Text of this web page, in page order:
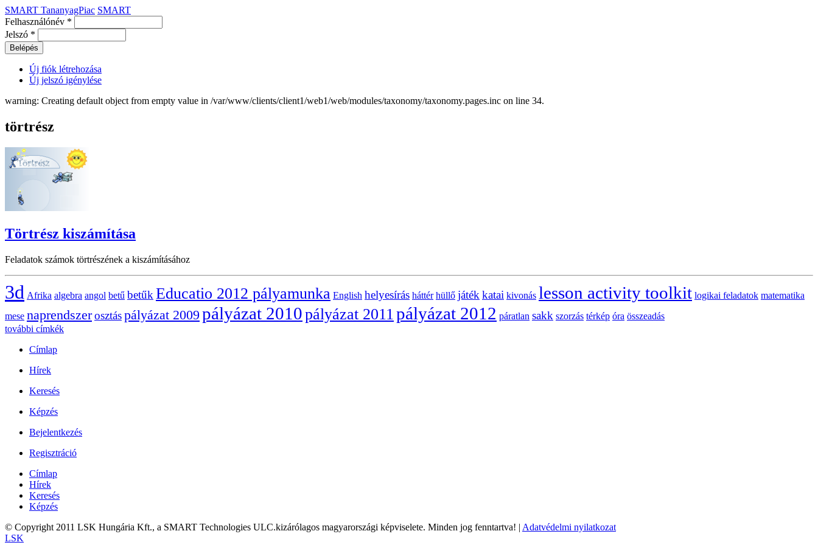
SMART TananyagPiac SMART
Felhasználónév *
Jelszó *
Új fiók létrehozása
Új jelszó igénylése
warning: Creating default object from empty value in /var/www/clients/client1/web1/web/modules/taxonomy/taxonomy.pages.inc on line 34.
törtrész
Törtrész kiszámítása
Feladatok számok törtrészének a kiszámításához
3d Afrika algebra angol betű betűk Educatio 2012 pályamunka English helyesírás háttér hüllő játék katai kivonás lesson activity toolkit logikai feladatok matematika
mese naprendszerosztáspályázat 2009 pályázat 2010pályázat 2011 pályázat 2012 páratlan sakk szorzás térkép óra összeadás
további címkék
Címlap
Hírek
Keresés
Képzés
Bejelentkezés
Regisztráció
Címlap
Hírek
Keresés
Képzés
© Copyright 2011 LSK Hungária Kft., a SMART Technologies ULC.kizárólagos magyarországi képviselete. Minden jog fenntartva! | Adatvédelmi nyilatkozat
LSK